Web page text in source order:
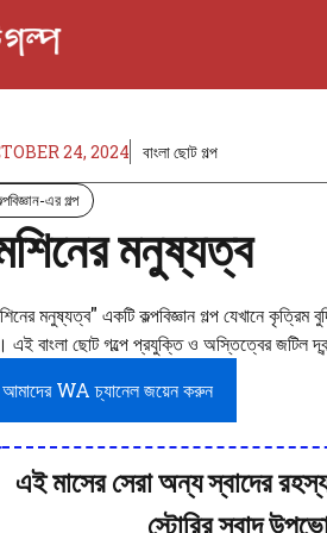
24, 2024 বাংলা ছোট গল্প
এর গল্প
মনুষ্যত্ব
মনুষ্যত্ব" একটি কল্পবিজ্ঞান গল্প যেখানে
এই বাংলা ছোট গল্পে প্রযুক্তি ও অস্তিত্বের জটিল
আমাদের WA চ্যানেল জয়েন করুন
এই মাসের সেরা অন্য স্বাদের
স্টোরির স্বাদ